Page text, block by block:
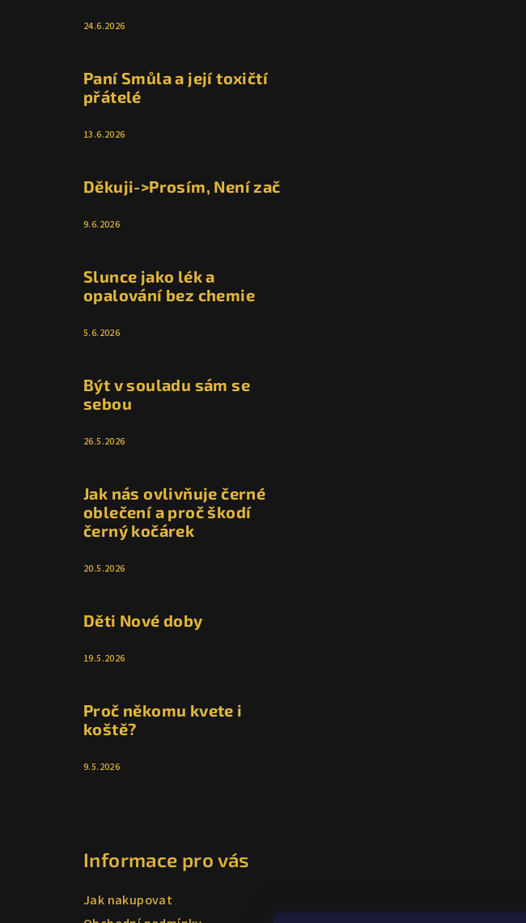
24.6.2026
Paní Smůla a její toxičtí
přátelé
13.6.2026
Děkuji->Prosím, Není zač
9.6.2026
Slunce jako lék a
opalování bez chemie
5.6.2026
Být v souladu sám se
sebou
26.5.2026
Jak nás ovlivňuje černé
oblečení a proč škodí
černý kočárek
20.5.2026
Děti Nové doby
19.5.2026
Proč někomu kvete i
koště?
9.5.2026
Informace pro vás
Jak nakupovat